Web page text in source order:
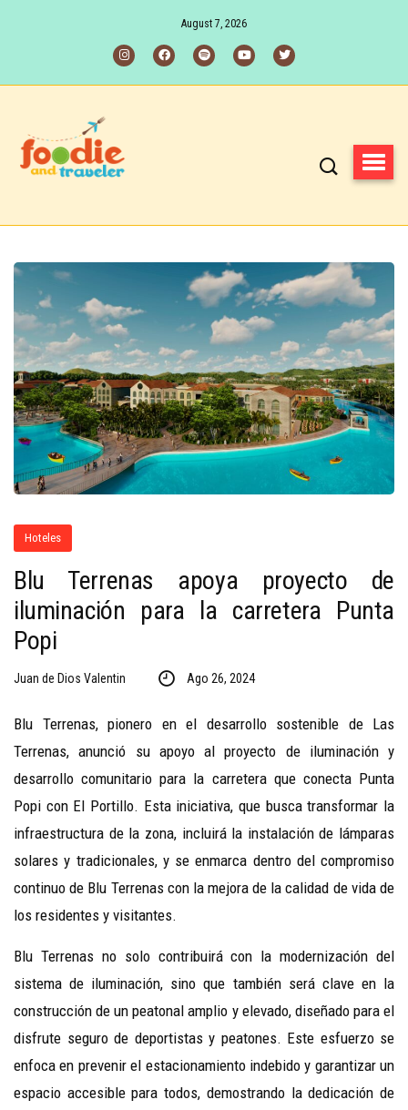
August 7, 2026
Hoteles
Blu Terrenas apoya proyecto de
iluminación para la carretera Punta
Popi
Juan de Dios Valentin Ago 26, 2024
Blu Terrenas, pionero en el desarrollo sostenible de Las
Terrenas, anunció su apoyo al proyecto de iluminación y
desarrollo comunitario para la carretera que conecta Punta
Popi con El Portillo. Esta iniciativa, que busca transformar la
infraestructura de la zona, incluirá la instalación de lámparas
solares y tradicionales, y se enmarca dentro del compromiso
continuo de Blu Terrenas con la mejora de la calidad de vida de
los residentes y visitantes.
Blu Terrenas no solo contribuirá con la modernización del
sistema de iluminación, sino que también será clave en la
construcción de un peatonal amplio y elevado, diseñado para el
disfrute seguro de deportistas y peatones. Este esfuerzo se
enfoca en prevenir el estacionamiento indebido y garantizar un
espacio accesible para todos, demostrando la dedicación de